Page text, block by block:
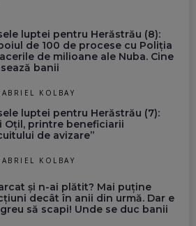
luptei pentru Herăstrău (8):
de 100 de procese cu Poliția
de milioane ale Nuba. Cine
banii
KOLBAY
luptei pentru Herăstrău (7):
Oțil, printre beneficiarii
de avizare”
KOLBAY
și n-ai plătit? Mai puține
decât în anii din urmă. Dar e
să scapi! Unde se duc banii